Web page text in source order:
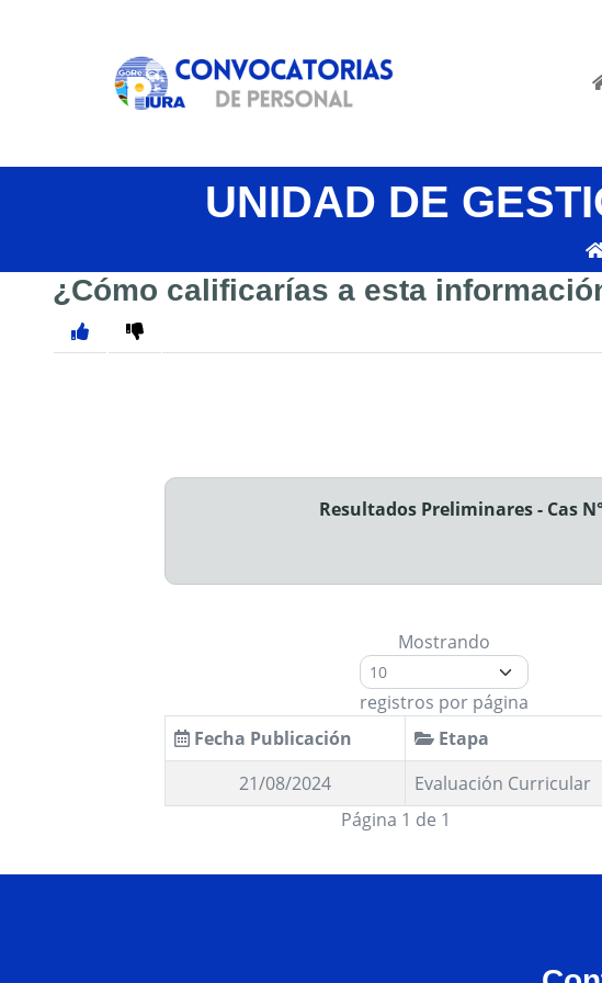
UNIDAD DE
¿Cómo calificarías a esta
Resultados Preliminares - Cas
Mostrando
registros por página
Fecha Publicación Etapa
21/08/2024
Evaluación Curricular
Página 1 de 1